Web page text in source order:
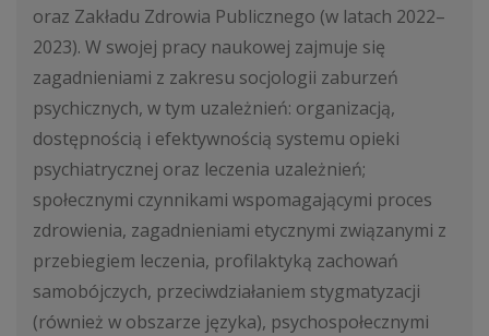
oraz Zakładu Zdrowia Publicznego (w latach 2022–
2023). W swojej pracy naukowej zajmuje się
zagadnieniami z zakresu socjologii zaburzeń
psychicznych, w tym uzależnień: organizacją,
dostępnością i efektywnością systemu opieki
psychiatrycznej oraz leczenia uzależnień;
społecznymi czynnikami wspomagającymi proces
zdrowienia, zagadnieniami etycznymi związanymi z
przebiegiem leczenia, profilaktyką zachowań
samobójczych, przeciwdziałaniem stygmatyzacji
(również w obszarze języka), psychospołecznymi